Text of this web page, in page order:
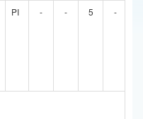
PI - - 5 -